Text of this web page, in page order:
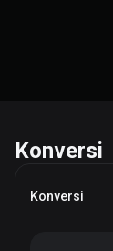
Konversi
Konversi